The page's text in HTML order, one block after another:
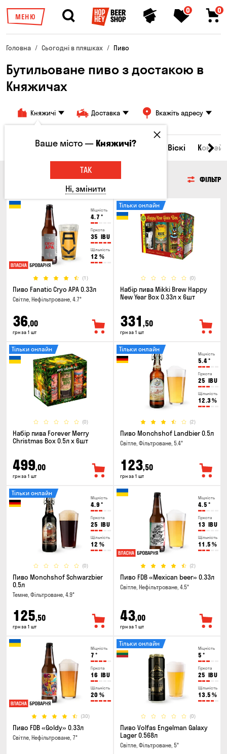
МЕНЮ
0 0
Головна Сьогодні в пляшках Пиво
Бутильоване пиво з достакою в
Княжичах
Княжичі Доставка Вкажіть адресу
Всі товари Пиво Сидр Віскі
ФІЛЬТР
Міцність
4.7 °
Гіркота
35 IBU
Щільність
12 %
(1)
Пиво Fanatic Cryo APA 0.33л
Світле, Нефільтроване, 4.7°
36,00
грн за 1 шт
(0)
Тільки онлайн
Набір пива Mikki Brew Happy
New Year Box 0.33л x 6шт
331 ,50
грн за 1 шт
(0)
Тільки онлайн
Набір пива Forever Merry
Christmas Box 0.5л x 6шт
499,00
грн за 1 шт
Міцність
5.4°
Гіркота
25 IBU
Щільність
12.3%
(2)
Тільки онлайн
Пиво Monchshof Landbier 0.5л
Світле, Фільтроване, 5.4°
123,50
грн за 1 шт
Міцність
4.9 °
Гіркота
25 IBU
Щільність
12 %
(0)
Тільки онлайн
Пиво Monchshof Schwarzbier
0.5л
Темне, Фільтроване, 4.9°
125,50
грн за 1 шт
Міцність
4.5 °
Гіркота
13 IBU
Щільність
11.5 %
(2)
Пиво FDB «Mexican beer» 0.33л
Світле, Нефільтроване, 4.5°
43,00
грн за 1 шт
Міцність
7 °
Гіркота
16 IBU
Щільність
20 %
(30)
Пиво FDB «Goldy» 0.33л
Світле, Нефільтроване, 7°
Міцність
5 °
Гіркота
25 IBU
Щільність
13.5 %
(0)
Тільки онлайн
Пиво Volfas Engelman Galaxy
Lager 0.568л
Світле, Фільтроване, 5°
Ваше місто —Княжичі?
ТАК
Ні, змінити